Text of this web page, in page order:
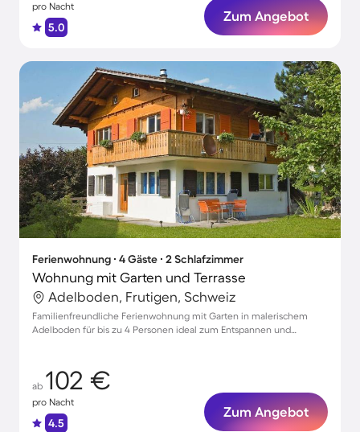
pro Nacht
5.0
Zum Angebot
Ferienwohnung ∙ 4 Gäste ∙ 2 Schlafzimmer
Wohnung mit Garten und Terrasse
Adelboden, Frutigen, Schweiz
Familienfreundliche Ferienwohnung mit Garten in malerischem
Adelboden für bis zu 4 Personen ideal zum Entspannen und
ab 102 €
pro Nacht
4.5
Zum Angebot